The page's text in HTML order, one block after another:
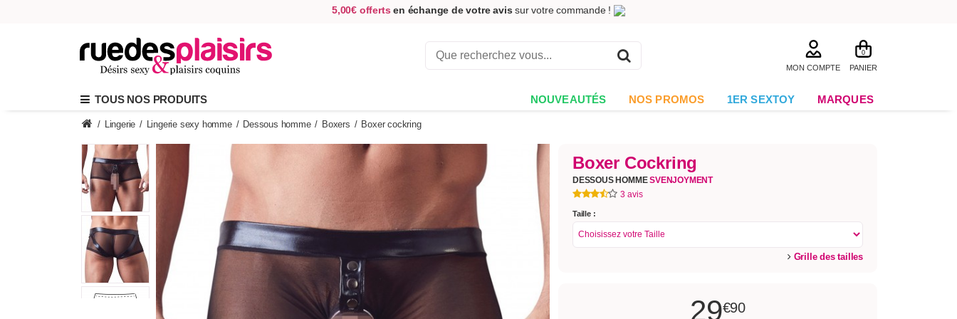
5,00€ offerts en échange de votre avis sur votre commande !
MON COMPTE
0
PANIER
TOUS NOS PRODUITS NOUVEAUTÉS NOS PROMOS 1ER SEXTOY MARQUES
/ Lingerie / Lingerie sexy homme / Dessous homme / Boxers / Boxer cockring
Boxer Cockring
DESSOUS HOMMESVENJOYMENT
3 avis
Taille :
Grille des tailles
29€90